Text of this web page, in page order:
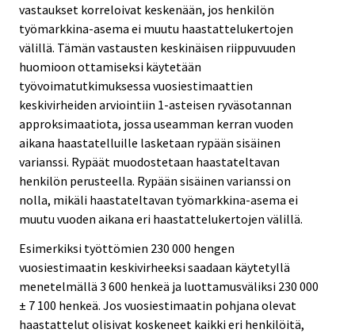
vastaukset korreloivat keskenään, jos henkilön
työmarkkina-asema ei muutu haastattelukertojen
välillä. Tämän vastausten keskinäisen riippuvuuden
huomioon ottamiseksi käytetään
työvoimatutkimuksessa vuosiestimaattien
keskivirheiden arviointiin 1-asteisen ryväsotannan
approksimaatiota, jossa useamman kerran vuoden
aikana haastatelluille lasketaan rypään sisäinen
varianssi. Rypäät muodostetaan haastateltavan
henkilön perusteella. Rypään sisäinen varianssi on
nolla, mikäli haastateltavan työmarkkina-asema ei
muutu vuoden aikana eri haastattelukertojen välillä.
Esimerkiksi työttömien 230 000 hengen
vuosiestimaatin keskivirheeksi saadaan käytetyllä
menetelmällä 3 600 henkeä ja luottamusväliksi 230 000
± 7 100 henkeä. Jos vuosiestimaatin pohjana olevat
haastattelut olisivat koskeneet kaikki eri henkilöitä,